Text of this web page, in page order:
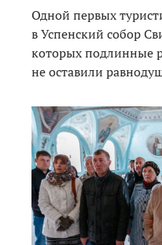
Одной первых
в Успенский собор
которых подлинные
не оставили